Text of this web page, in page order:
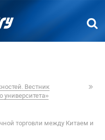
Вестник
университета»
торговли между Китаем и